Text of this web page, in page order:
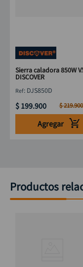
Sierra caladora 850W
DISCOVER
: DJS850D
$ 199.900 $219.900
Agregar
Productos